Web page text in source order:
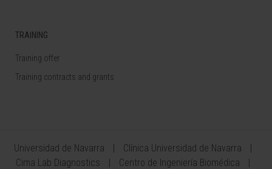
TRAINING
Training offer
Training contracts and grants
Universidad de Navarra
Clínica Universidad de Navarra
Cima Lab Diagnostics
Centro de Ingeniería Biomédica